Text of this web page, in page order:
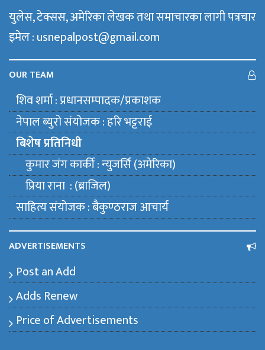
युलेस, टेक्सस, अमेरिका लेखक तथा समाचारका लागी पत्रचार
इमेल : usnepalpost@gmail.com
OUR TEAM
शिव शर्मा : प्रधानसम्पादक/प्रकाशक
नेपाल ब्युराे संयाेजक : हरि भट्टराई
बिशेष प्रतिनिधी
कुमार जंग कार्की : न्युजर्सि (अमेरिका)
प्रिया राना : (ब्राजिल)
साहित्य संयाेजक : बैकुण्ठराज आचार्य
ADVERTISEMENTS
Post an Add
Adds Renew
Price of Advertisements